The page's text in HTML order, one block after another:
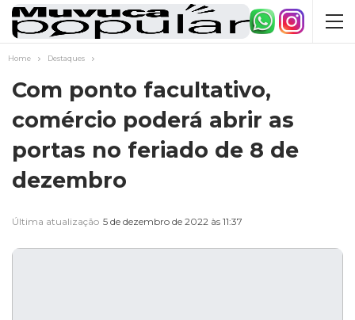
Home Destaques
Com ponto facultativo,
comércio poderá abrir as
portas no feriado de 8 de
dezembro
Última atualização 5 de dezembro de 2022 às 11:37